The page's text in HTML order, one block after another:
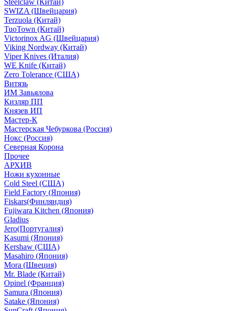
Steelclaw (Китай)
SWIZA (Швейцария)
Terzuola (Китай)
TuoTown (Китай)
Victorinox AG (Швейцария)
Viking Nordway (Китай)
Viper Knives (Италия)
WE Knife (Китай)
Zero Tolerance (США)
Витязь
ИМ Завьялова
Кизляр ПП
Князев ИП
Мастер-К
Мастерская Чебуркова (Россия)
Нокс (Россия)
Северная Корона
Прочее
АРХИВ
Ножи кухонные
Cold Steel (США)
Field Factory (Япония)
Fiskars(Финляндия)
Fujiwara Kitchen (Япония)
Gladius
Jero(Португалия)
Kasumi (Япония)
Kershaw (США)
Masahiro (Япония)
Mora (Швеция)
Mr. Blade (Китай)
Opinel (Франция)
Samura (Япония)
Satake (Япония)